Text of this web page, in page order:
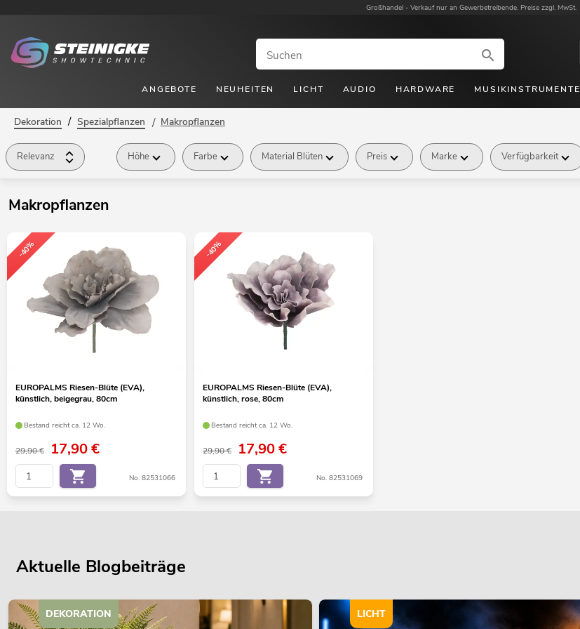
Großhandel - Verkauf nur an Gewerbetreibende. Preise zzgl. MwSt.
ANGEBOTE NEUHEITEN LICHT AUDIO HARDWARE MUSIKINSTRUMENTE
Dekoration / Spezialpflanzen / Makropflanzen
Relevanz Höhe Farbe Material Blüten Preis Marke Verfügbarkeit
Makropflanzen
-40%
EUROPALMS Riesen-Blüte (EVA),
künstlich, beigegrau, 80cm
Bestand reicht ca. 12 Wo.
29,90 € 17,90€
No. 82531066
-40%
EUROPALMS Riesen-Blüte (EVA),
künstlich, rose, 80cm
Bestand reicht ca. 12 Wo.
29,90 € 17,90€
No. 82531069
Aktuelle Blogbeiträge
DEKORATION LICHT